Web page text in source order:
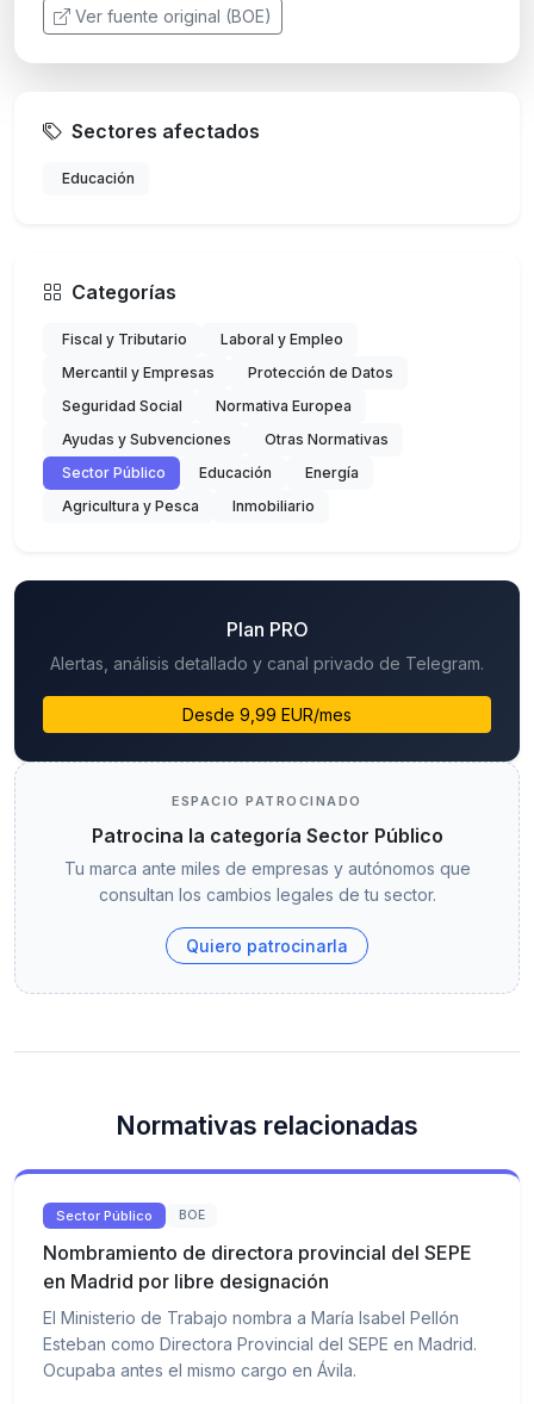
Ver fuente original (BOE)
Sectores afectados
Educación
Categorías
Fiscal y Tributario
Laboral y Empleo
Mercantil y Empresas
Protección de Datos
Seguridad Social
Normativa Europea
Ayudas y Subvenciones
Otras Normativas
Sector Público
Educación
Energía
Agricultura y Pesca
Inmobiliario
Plan PRO
Alertas, análisis detallado y canal privado de Telegram.
Desde 9,99 EUR/mes
ESPACIO PATROCINADO
Patrocina la categoría Sector Público
Tu marca ante miles de empresas y autónomos que
consultan los cambios legales de tu sector.
Quiero patrocinarla
Normativas relacionadas
Sector Público BOE
Nombramiento de directora provincial del SEPE
en Madrid por libre designación
El Ministerio de Trabajo nombra a María Isabel Pellón
Esteban como Directora Provincial del SEPE en Madrid.
Ocupaba antes el mismo cargo en Ávila.